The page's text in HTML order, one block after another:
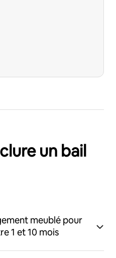
un bail
meublé pour
1 et 10 mois